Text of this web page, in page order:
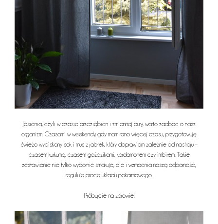
Jesienią, czyli w czasie przeziębień i zmiennej aury, warto zadbać o nasz
organizm. Czasami w weekendy, gdy mam rano więcej czasu, przygotowuję
świeżo wyciskany sok i mus z jabłek, który doprawiam zależnie od nastroju –
czasem kurkumą, czasem goździkami, kardamonem czy imbirem. Takie
zestawienie nie tylko wybornie smakuje, ale i wzmacnia naszą odporność,
reguluje pracę układu pokarmowego.
Próbujcie na zdrowie!